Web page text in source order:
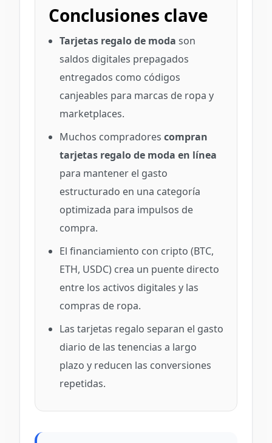
Conclusiones clave
Tarjetas regalo de moda son
saldos digitales prepagados
entregados como códigos
canjeables para marcas de ropa y
marketplaces.
Muchos compradores compran
tarjetas regalo de moda en línea
para mantener el gasto
estructurado en una categoría
optimizada para impulsos de
compra.
El financiamiento con cripto (BTC,
ETH, USDC) crea un puente directo
entre los activos digitales y las
compras de ropa.
Las tarjetas regalo separan el gasto
diario de las tenencias a largo
plazo y reducen las conversiones
repetidas.